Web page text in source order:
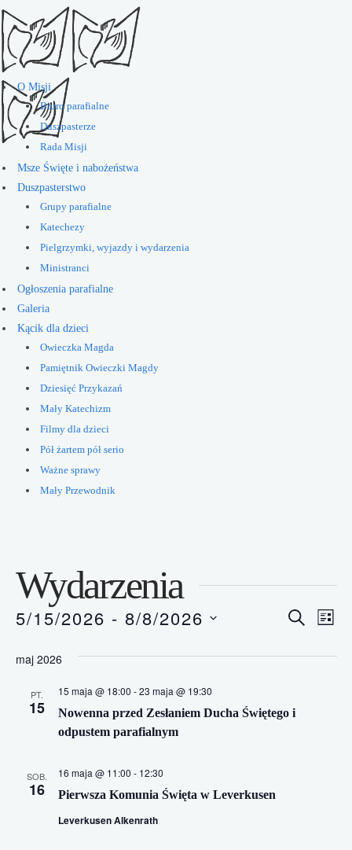
O Misji
Biuro parafialne
Duszpasterze
Rada Misji
Msze Święte i nabożeństwa
Duszpasterstwo
Grupy parafialne
Katechezy
Pielgrzymki, wyjazdy i wydarzenia
Ministranci
Ogłoszenia parafialne
Galeria
Kącik dla dzieci
Owieczka Magda
Pamiętnik Owieczki Magdy
Dziesięć Przykazań
Mały Katechizm
Filmy dla dzieci
Pół żartem pół serio
Ważne sprawy
Mały Przewodnik
Wydarzenia
Szukaj
Lista
5/15/2026 - 8/8/2026
datę.
maj 2026
PT.
15
Nowenna przed Zesłaniem Ducha Świętego i
odpustem parafialnym
15 maja @ 18:00 -23 maja @ 19:30
SOB.
16 Pierwsza Komunia Święta w Leverkusen
16 maja @ 11:00 - 12:30
Leverkusen Alkenrath